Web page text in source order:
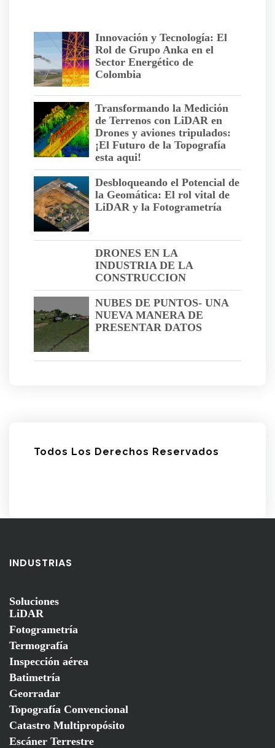
Innovación y Tecnología: El
Rol de Grupo Anka en el
Sector Energético de
Colombia
Transformando la Medición
de Terrenos con LiDAR en
Drones y aviones tripulados:
¡El Futuro de la Topografía
esta aqui!
Desbloqueando el Potencial de
la Geomática: El rol vital de
LiDAR y la Fotogrametría
DRONES EN LA
INDUSTRIA DE LA
CONSTRUCCION
NUBES DE PUNTOS- UNA
NUEVA MANERA DE
PRESENTAR DATOS
Todos Los Derechos Reservados
INDUSTRIAS
Soluciones
LiDAR
Fotogrametría
Termografía
Inspección aérea
Batimetría
Georradar
Topografía Convencional
Catastro Multipropósito
Escáner Terrestre